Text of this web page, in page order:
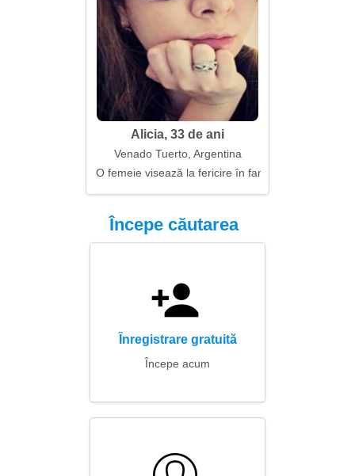
Alicia, 33 de ani
Venado Tuerto, Argentina
O femeie visează la fericire în familia și sufletul ei
Începe căutarea
Înregistrare gratuită
Începe acum